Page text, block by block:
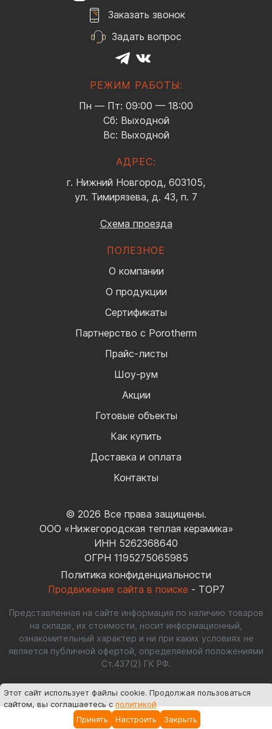
Заказать звонок
Задать вопрос
РЕЖИМ РАБОТЫ:
Пн — Пт: 09:00 — 18:00
Сб: Выходной
Вс: Выходной
АДРЕС:
г. Нижний Новгород, 603105,
ул. Тимирязева, д. 43, п. 7
Схема проезда
ПОЛЕЗНОЕ
О компании
О продукции
Сертификаты
Партнерство с Porotherm
Прайс-листы
Шоу-рум
Акции
Готовые объекты
Как купить
Доставка и оплата
Контакты
© 2026 Все права защищены.
ООО «Нижегородская теплая керамика»
ИНН 5262368640
ОГРН 1195275065985
Политика конфиденциальности
Продвижение сайта в поиске - TOP7
Представленная на сайте информация по наличию товаров
на складе, их стоимости, носит информационный,
ознакомительный характер и ни при каких условиях не
является публичной офертой, определяемой положениями
Ст.437(2) ГК РФ.
Этот сайт использует файлы cookie. Продолжая пользоваться
сайтом, вы соглашаетесь с политикой
Принять
Настроить Закрыть